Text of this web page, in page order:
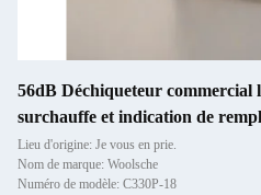
56dB Déchiqueteur commercial
surchauffe et indication de
Lieu d'origine: Je vous en prie.
Nom de marque: Woolsche
Numéro de modèle: C330P-18